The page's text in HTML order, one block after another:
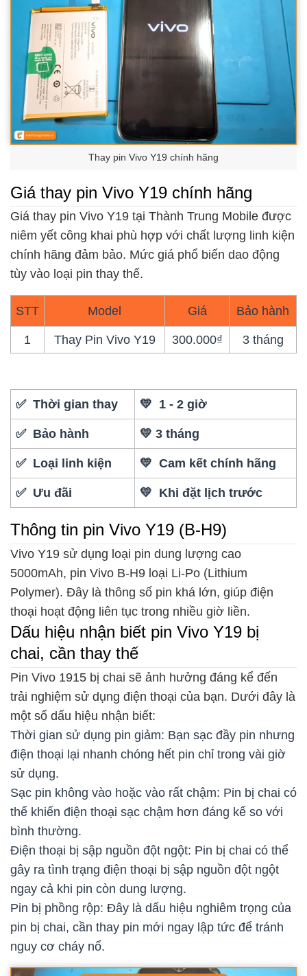
Thay pin Vivo Y19 chính hãng
Giá thay pin Vivo Y19 chính hãng
Giá thay pin Vivo Y19 tại Thành Trung Mobile được
niêm yết công khai phù hợp với chất lượng linh kiện
chính hãng đảm bảo. Mức giá phổ biến dao động
tùy vào loại pin thay thế.
STT Model Giá Bảo hành
1 Thay Pin Vivo Y19 300.000₫ 3 tháng
✅ Thời gian thay 💛 1 - 2 giờ
✅ Bảo hành 💛 3 tháng
✅ Loại linh kiện 💛 Cam kết chính hãng
✅ Ưu đãi 💛 Khi đặt lịch trước
Thông tin pin Vivo Y19 (B-H9)
Vivo Y19 sử dụng loại pin dung lượng cao
5000mAh, pin Vivo B-H9 loại Li-Po (Lithium
Polymer). Đây là thông số pin khá lớn, giúp điện
thoại hoạt động liên tục trong nhiều giờ liền.
Dấu hiệu nhận biết pin Vivo Y19 bị
chai, cần thay thế
Pin Vivo 1915 bị chai sẽ ảnh hưởng đáng kể đến
trải nghiệm sử dụng điện thoại của bạn. Dưới đây là
một số dấu hiệu nhận biết:
Thời gian sử dụng pin giảm: Bạn sạc đầy pin nhưng
điện thoại lại nhanh chóng hết pin chỉ trong vài giờ
sử dụng.
Sạc pin không vào hoặc vào rất chậm: Pin bị chai có
thể khiến điện thoại sạc chậm hơn đáng kể so với
bình thường.
Điện thoại bị sập nguồn đột ngột: Pin bị chai có thể
gây ra tình trạng điện thoại bị sập nguồn đột ngột
ngay cả khi pin còn dung lượng.
Pin bị phồng rộp: Đây là dấu hiệu nghiêm trọng của
pin bị chai, cần thay pin mới ngay lập tức để tránh
nguy cơ cháy nổ.